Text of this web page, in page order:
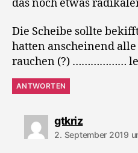
das noch etwas
Die Scheibe sollte
hatten anscheinend
rauchen (?) ………………
ANTWORTEN
gtkrizsagt:
2. September 2019